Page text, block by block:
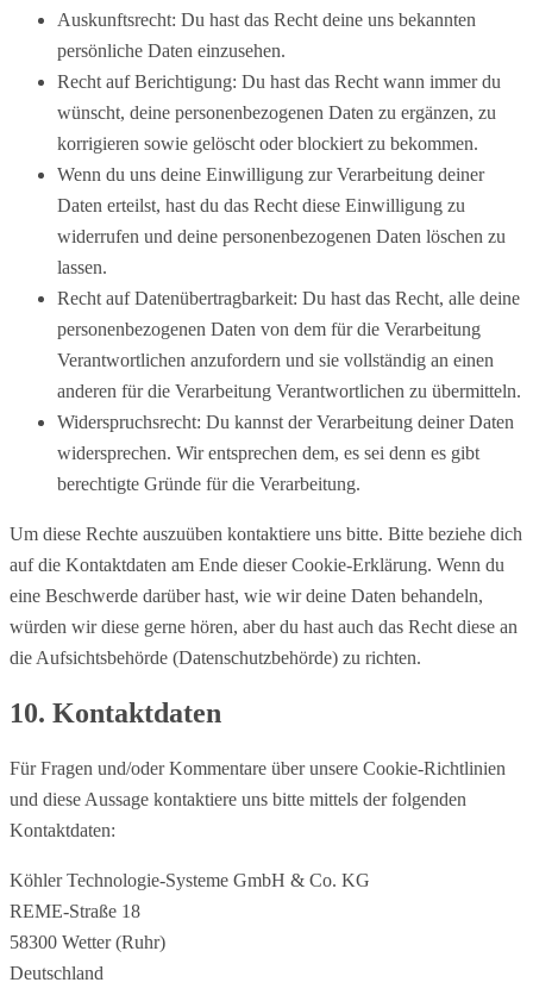
Auskunftsrecht: Du hast das Recht deine uns bekannten
persönliche Daten einzusehen.
Recht auf Berichtigung: Du hast das Recht wann immer du
wünscht, deine personenbezogenen Daten zu ergänzen, zu
korrigieren sowie gelöscht oder blockiert zu bekommen.
Wenn du uns deine Einwilligung zur Verarbeitung deiner
Daten erteilst, hast du das Recht diese Einwilligung zu
widerrufen und deine personenbezogenen Daten löschen zu
lassen.
Recht auf Datenübertragbarkeit: Du hast das Recht, alle deine
personenbezogenen Daten von dem für die Verarbeitung
Verantwortlichen anzufordern und sie vollständig an einen
anderen für die Verarbeitung Verantwortlichen zu übermitteln.
Widerspruchsrecht: Du kannst der Verarbeitung deiner Daten
widersprechen. Wir entsprechen dem, es sei denn es gibt
berechtigte Gründe für die Verarbeitung.
Um diese Rechte auszuüben kontaktiere uns bitte. Bitte beziehe dich
auf die Kontaktdaten am Ende dieser Cookie-Erklärung. Wenn du
eine Beschwerde darüber hast, wie wir deine Daten behandeln,
würden wir diese gerne hören, aber du hast auch das Recht diese an
die Aufsichtsbehörde (Datenschutzbehörde) zu richten.
10. Kontaktdaten
Für Fragen und/oder Kommentare über unsere Cookie-Richtlinien
und diese Aussage kontaktiere uns bitte mittels der folgenden
Kontaktdaten:
Köhler Technologie-Systeme GmbH & Co. KG
REME-Straße 18
58300 Wetter (Ruhr)
Deutschland